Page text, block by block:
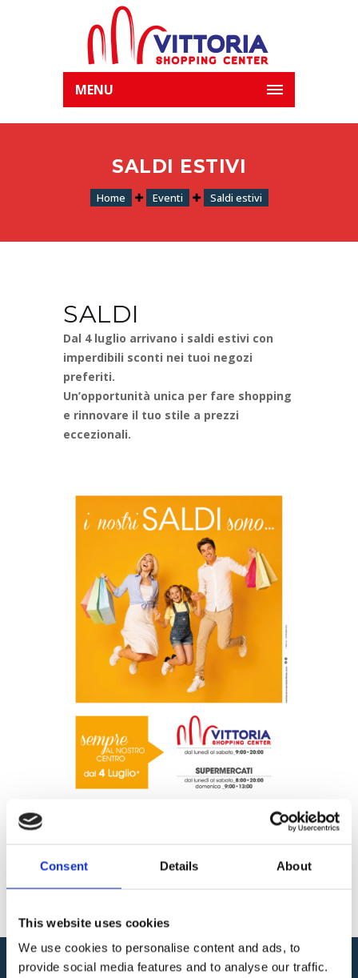
Consent Details About
This website uses cookies
We use cookies to personalise content and ads, to
provide social media features and to analyse our traffic.
MENU
SALDI ESTIVI
Home Eventi Saldi estivi
SALDI
Dal 4 luglio arrivano i saldi estivi con
imperdibili sconti nei tuoi negozi
preferiti.
Un’opportunità unica per fare shopping
e rinnovare il tuo stile a prezzi
eccezionali.